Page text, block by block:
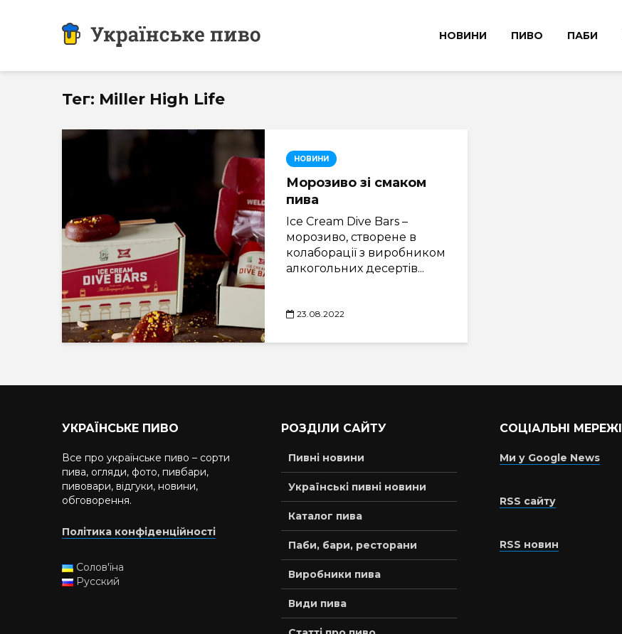
НОВИНИ ПИВО ПАБИ
Тег: Miller High Life
НОВИНИ
Морозиво зі смаком
пива
Ice Cream Dive Bars –
морозиво, створене в
колаборації з виробником
алкогольних десертів...
23.08.2022
УКРАЇНСЬКЕ ПИВО
Все про українське пиво – сорти
пива, огляди, фото, пивбари,
пивовари, відгуки, новини,
обговорення.
Політика конфіденційності
Солов'їна
Русский
РОЗДІЛИ САЙТУ
Пивні новини
Українські пивні новини
Каталог пива
Паби, бари, ресторани
Виробники пива
Види пива
СОЦІАЛЬНІ МЕРЕЖІ
Ми у Google News
RSS сайту
RSS новин